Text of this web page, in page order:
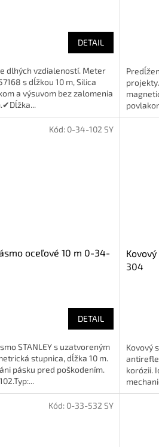
DETAIL
dlhých vzdialeností. Meter
s dĺžkou 10 m, Silica
a výsuvom bez zalomenia
oceľové 10 m 0-34-
DETAIL
STANLEY s uzatvoreným
stupnica, dĺžka 10 m.
pásku pred poškodením.
Kód: 0-34-102 SY
304
Kovový
korózii.
Kód: 0-33-532 SY